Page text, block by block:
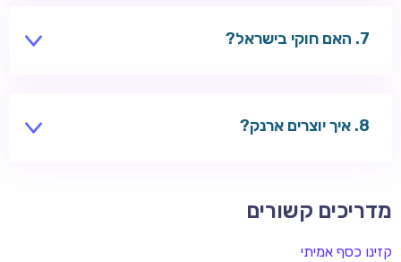
האם חוקי בישראל?
איך יוצרים ארנק?
מדריכים קשורים
קזינו כסף אמיתי